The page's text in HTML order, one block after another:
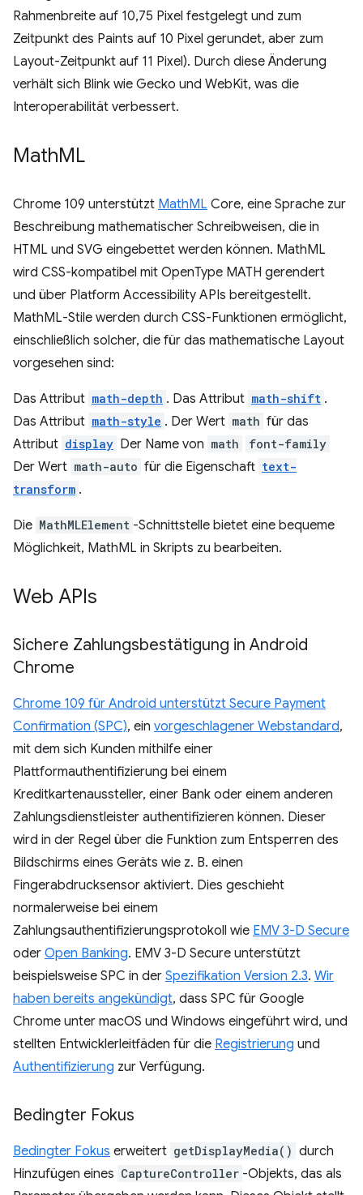
Rahmenbreite auf 10,75 Pixel festgelegt und zum
Zeitpunkt des Paints auf 10 Pixel gerundet, aber zum
Layout-Zeitpunkt auf 11 Pixel). Durch diese Änderung
verhält sich Blink wie Gecko und WebKit, was die
Interoperabilität verbessert.
MathML
Chrome 109 unterstützt MathML Core, eine Sprache zur
Beschreibung mathematischer Schreibweisen, die in
HTML und SVG eingebettet werden können. MathML
wird CSS-kompatibel mit OpenType MATH gerendert
und über Platform Accessibility APIs bereitgestellt.
MathML-Stile werden durch CSS-Funktionen ermöglicht,
einschließlich solcher, die für das mathematische Layout
vorgesehen sind:
Das Attribut math-depth . Das Attribut math-shift .
Das Attribut math-style . Der Wert math für das
Attribut display Der Name von math font-family
Der Wert math-auto für die Eigenschaft text-
transform .
Die MathMLElement -Schnittstelle bietet eine bequeme
Möglichkeit, MathML in Skripts zu bearbeiten.
Web APIs
Sichere Zahlungsbestätigung in Android
Chrome
Chrome 109 für Android unterstützt Secure Payment
Confirmation (SPC), ein vorgeschlagener Webstandard,
mit dem sich Kunden mithilfe einer
Plattformauthentifizierung bei einem
Kreditkartenaussteller, einer Bank oder einem anderen
Zahlungsdienstleister authentifizieren können. Dieser
wird in der Regel über die Funktion zum Entsperren des
Bildschirms eines Geräts wie z. B. einen
Fingerabdrucksensor aktiviert. Dies geschieht
normalerweise bei einem
Zahlungsauthentifizierungsprotokoll wie EMV 3-D Secure
oder Open Banking. EMV 3-D Secure unterstützt
beispielsweise SPC in der Spezifikation Version 2.3. Wir
haben bereits angekündigt, dass SPC für Google
Chrome unter macOS und Windows eingeführt wird, und
stellten Entwicklerleitfäden für die Registrierung und
Authentifizierung zur Verfügung.
Bedingter Fokus
Bedingter Fokus erweitert getDisplayMedia() durch
Hinzufügen eines CaptureController -Objekts, das als